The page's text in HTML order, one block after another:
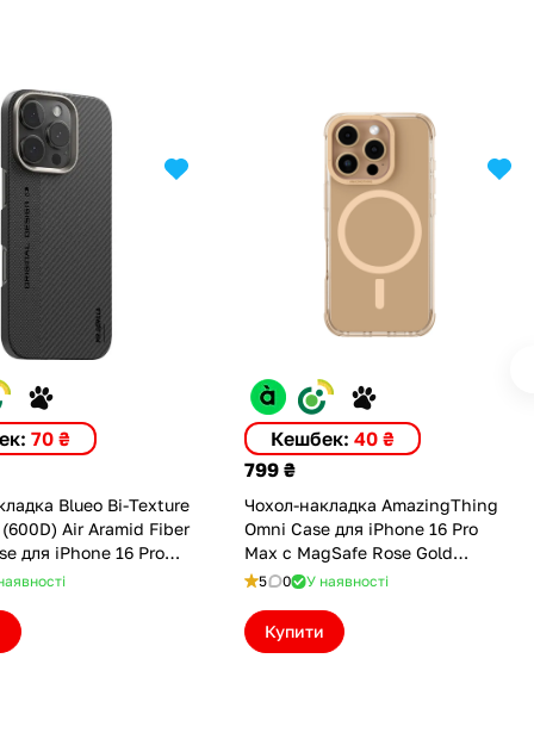
70 ₴
Blueo Bi-Texture
Air Aramid Fiber
для iPhone 16 Pro
I16PMBGR)
Кешбек: 40 ₴
799 ₴
Чохол-накладка AmazingThing
Omni Case для iPhone 16 Pro
Max с MagSafe Rose Gold
(IP166.9POMRG)
5 0 У наявності
Купити